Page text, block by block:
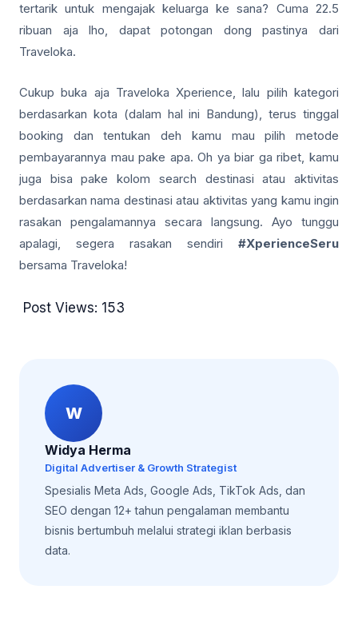
tertarik untuk mengajak keluarga ke sana? Cuma 22.5
ribuan aja lho, dapat potongan dong pastinya dari
Traveloka.
Cukup buka aja Traveloka Xperience, lalu pilih kategori
berdasarkan kota (dalam hal ini Bandung), terus tinggal
booking dan tentukan deh kamu mau pilih metode
pembayarannya mau pake apa. Oh ya biar ga ribet, kamu
juga bisa pake kolom search destinasi atau aktivitas
berdasarkan nama destinasi atau aktivitas yang kamu ingin
rasakan pengalamannya secara langsung. Ayo tunggu
apalagi, segera rasakan sendiri #XperienceSeru
bersama Traveloka!
Post Views: 153
W
Widya Herma
Digital Advertiser & Growth Strategist
Spesialis Meta Ads, Google Ads, TikTok Ads, dan
SEO dengan 12+ tahun pengalaman membantu
bisnis bertumbuh melalui strategi iklan berbasis
data.